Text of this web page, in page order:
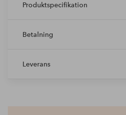
Produktspecifikation
Betalning
Leverans